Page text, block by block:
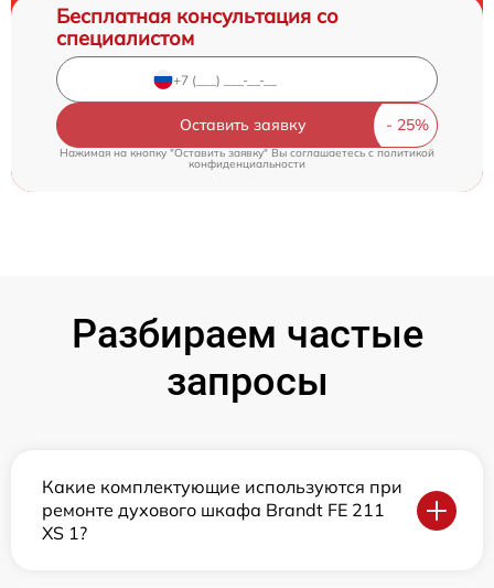
Бесплатная консультация со
специалистом
Оставить заявку
Нажимая на кнопку "Оставить заявку" Вы соглашаетесь c политикой
конфиденциальности
Разбираем частые
запросы
Какие комплектующие используются при
ремонте духового шкафа Brandt FE 211
XS 1?